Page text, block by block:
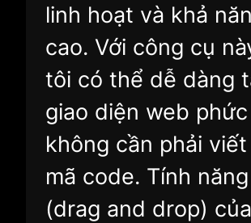
linh hoạt và khả
cao. Với công cụ
tôi có thể dễ dàng
giao diện web
không cần phải
mã code. Tính
(drag and drop)